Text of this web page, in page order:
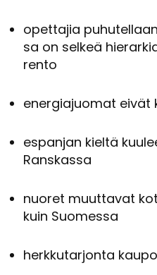
opet­ta­jia
sa on sel­keä
rento
ener­gia­juo­mat eivät
es­pan­jan kiel­tä
Ranskassa
nuo­ret muut­ta­vat
kuin Suo­mes­sa
herk­ku­tar­jon­ta